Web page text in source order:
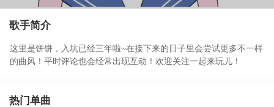
歌手简介
这里是饼饼，入坑已经三年啦~在接下来的日子里会尝试更多不一样
的曲风！平时评论也会经常出现互动！欢迎关注一起来玩儿！
热门单曲